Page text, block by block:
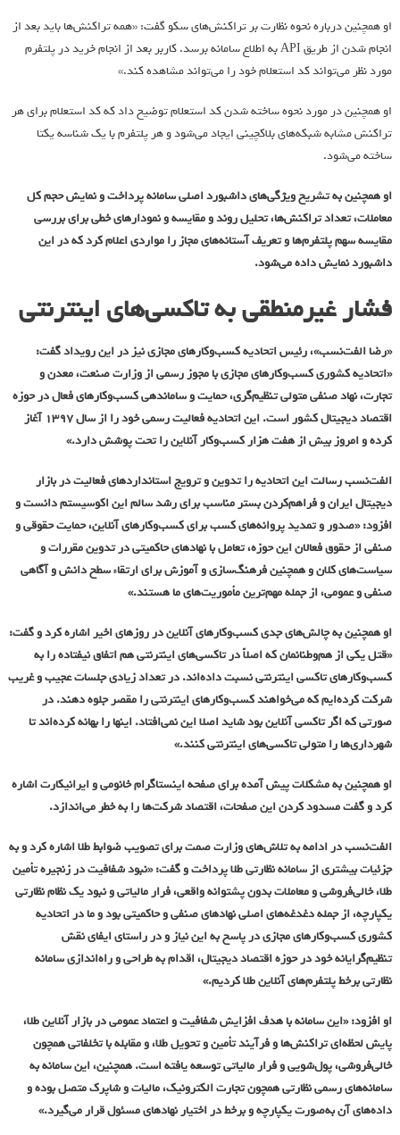
او همچنین درباره نحوه نظارت بر تراکنش‌های سکو گفت: «همه تراکنش‌ها باید بعد از
انجام شدن از طریق API به اطلاع سامانه برسد. کاربر بعد از انجام خرید در پلتفرم
مورد نظر می‌تواند کد استعلام خود را می‌تواند مشاهده کند.»
او همچنین در مورد نحوه ساخته شدن کد استعلام توضیح داد که کد استعلام برای هر
تراکنش مشابه شبکه‌های بلاکچینی ایجاد می‌شود و هر پلتفرم با یک شناسه یکتا
ساخته می‌شود.
او همچنین به تشریح ویژگی‌های داشبورد اصلی سامانه پرداخت و نمایش حجم کل
معاملات، تعداد تراکنش‌ها، تحلیل روند و مقایسه و نمودارهای خطی برای بررسی
مقایسه سهم پلتفرم‌ها و تعریف آستانه‌های مجاز را مواردی اعلام کرد که در این
داشبورد نمایش داده می‌شود.
فشار غیرمنطقی به تاکسی‌های اینترنتی
«رضا الفت‌نسب»، رئیس اتحادیه کسب‌وکارهای مجازی نیز در این رویداد گفت:
«اتحادیه کشوری کسب‌وکارهای مجازی با مجوز رسمی از وزارت صنعت، معدن و
تجارت، نهاد صنفی متولی تنظیم‌گری، حمایت و ساماندهی کسب‌وکارهای فعال در حوزه
اقتصاد دیجیتال کشور است. این اتحادیه فعالیت رسمی خود را از سال ۱۳۹۷ آغاز
کرده و امروز بیش از هفت هزار کسب‌وکار آنلاین را تحت پوشش دارد.»
الفت‌نسب رسالت این اتحادیه را تدوین و ترویج استانداردهای فعالیت در بازار
دیجیتال ایران و فراهم‌کردن بستر مناسب برای رشد سالم این اکوسیستم دانست و
افزود: «صدور و تمدید پروانه‌های کسب برای کسب‌وکارهای آنلاین، حمایت حقوقی و
صنفی از حقوق فعالان این حوزه، تعامل با نهادهای حاکمیتی در تدوین مقررات و
سیاست‌های کلان و همچنین فرهنگ‌سازی و آموزش برای ارتقاء سطح دانش و آگاهی
صنفی و عمومی، از جمله مهم‌ترین مأموریت‌های ما هستند.»
او همچنین به چالش‌های جدی کسب‌وکارهای آنلاین در روزهای اخیر اشاره کرد و گفت:
«قتل یکی از هم‌وطنانمان که اصلاً در تاکسی‌های اینترنتی هم اتفاق نیفتاده را به
کسب‌وکارهای تاکسی اینترنتی نسبت داده‌اند. در تعداد زیادی جلسات عجیب و غریب
شرکت کرده‌ایم که می‌خواهند کسب‌وکارهای اینترنتی را مقصر جلوه دهند. در
صورتی که اگر تاکسی آنلاین بود شاید اصلا این نمی‌افتاد. اینها را بهانه کرده‌اند تا
شهرداری‌ها را متولی تاکسی‌‌های اینترنتی کنند.»
او همچنین به مشکلات پیش آمده برای صفحه اینستاگرام خانومی و ایرانیکارت اشاره
کرد و گفت مسدود کردن این صفحات، اقتصاد شرکت‌ها را به خطر می‌اندازد.
الفت‌نسب در ادامه به تلاش‌های وزارت صمت برای تصویب ضوابط طلا اشاره کرد و به
جزئیات بیشتری از سامانه نظارتی طلا پرداخت و گفت: «نبود شفافیت در زنجیره تأمین
طلا، خالی‌فروشی و معاملات بدون پشتوانه واقعی، فرار مالیاتی و نبود یک نظام نظارتی
یکپارچه، از جمله دغدغه‌های اصلی نهادهای صنفی و حاکمیتی بود و ما در اتحادیه
کشوری کسب‌وکارهای مجازی در پاسخ به این نیاز و در راستای ایفای نقش
تنظیم‌گرایانه خود در حوزه اقتصاد دیجیتال، اقدام به طراحی و راه‌اندازی سامانه
نظارتی برخط پلتفرم‌های آنلاین طلا کردیم.»
او افزود: «این سامانه با هدف افزایش شفافیت و اعتماد عمومی در بازار آنلاین طلا،
پایش لحظه‌ای تراکنش‌ها و فرآیند تأمین و تحویل طلا، و مقابله با تخلفاتی همچون
خالی‌فروشی، پول‌شویی و فرار مالیاتی توسعه یافته است. همچنین، این سامانه به
سامانه‌های رسمی نظارتی همچون تجارت الکترونیک، مالیات و شاپرک متصل بوده و
داده‌های آن به‌صورت یکپارچه و برخط در اختیار نهادهای مسئول قرار می‌گیرد.»